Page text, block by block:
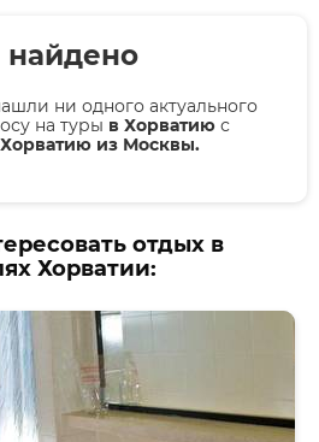
найдено
ни одного актуального
на туры в Хорватию с
из Москвы.
отдых в
Хорватии: